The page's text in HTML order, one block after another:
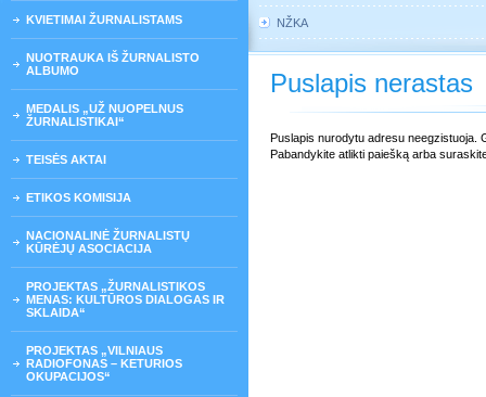
KVIETIMAI ŽURNALISTAMS
NUOTRAUKA IŠ ŽURNALISTO
ALBUMO
MEDALIS „UŽ NUOPELNUS
ŽURNALISTIKAI“
TEISĖS AKTAI
ETIKOS KOMISIJA
NACIONALINĖ ŽURNALISTŲ
KŪRĖJŲ ASOCIACIJA
PROJEKTAS „ŽURNALISTIKOS
MENAS: KULTŪROS DIALOGAS IR
SKLAIDA“
PROJEKTAS „VILNIAUS
RADIOFONAS – KETURIOS
OKUPACIJOS“
NŽKA
Puslapis nerastas
Puslapis nurodytu adresu neegzistuoja.
Pabandykite atlikti paiešką arba